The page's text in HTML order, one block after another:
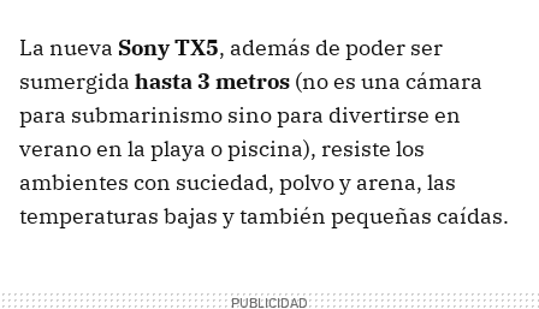
La nueva Sony TX5, además de poder ser
sumergida hasta 3 metros (no es una cámara
para submarinismo sino para divertirse en
verano en la playa o piscina), resiste los
ambientes con suciedad, polvo y arena, las
temperaturas bajas y también pequeñas caídas.